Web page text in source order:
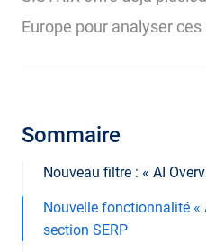
Europe pour analyser
Sommaire
Nouveau filtre : « AI
Nouvelle fonctionnalité «
section SERP